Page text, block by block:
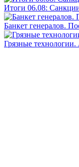
Итоги 06.08:
Банкет генералов.
Грязные